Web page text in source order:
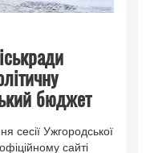
бюджет
сесії Ужгородської
сайті